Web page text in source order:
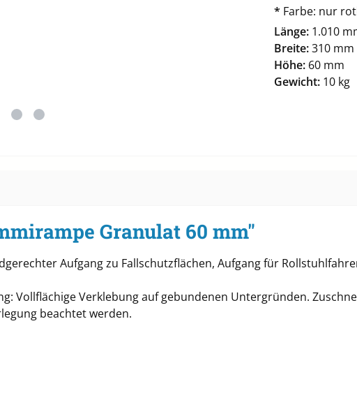
* Farbe: nur
Länge: 1.010
Breite:310 mm
Höhe: 60 mm
Gewicht: 10 kg
Granulat 60 mm"
Aufgang zu Fallschutzflächen, Aufgang für
Vollflächige Verklebung auf gebundenen Untergründen.
beachtet werden.